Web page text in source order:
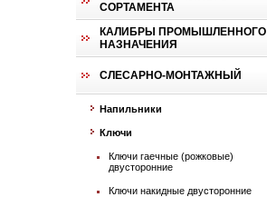
СОРТАМЕНТА
КАЛИБРЫ ПРОМЫШЛЕННОГО
НАЗНАЧЕНИЯ
СЛЕСАРНО-МОНТАЖНЫЙ
Напильники
Ключи
Ключи гаечные (рожковые)
двусторонние
Ключи накидные двусторонние